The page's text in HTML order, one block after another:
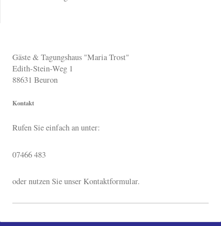
Gäste & Tagungshaus "Maria Trost"
Edith-Stein-Weg 1
88631 Beuron
Kontakt
Rufen Sie einfach an unter:
07466 483
oder nutzen Sie unser Kontaktformular.